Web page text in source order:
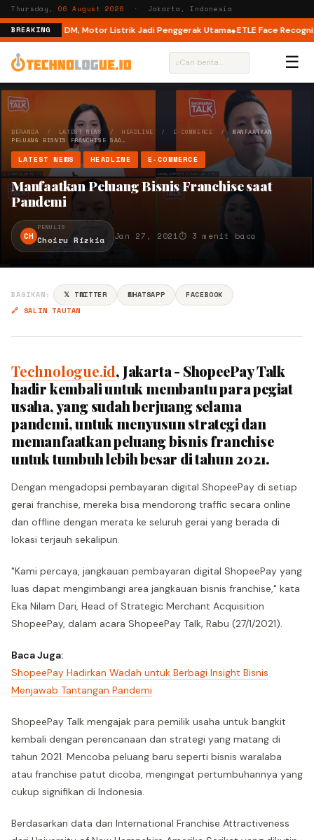
Thursday,06 August 2026 · Jakarta, Indonesia
BREAKING
di M6 DM, Motor Listrik Jadi Penggerak Utama ETLE Face
⌕ ☰
BERANDA / LATEST NEWS / HEADLINE / E-COMMERCE / MANFAATKAN
PELUANG BISNIS FRANCHISE SAA…
LATEST NEWS HEADLINE E-COMMERCE
Manfaatkan Peluang Bisnis Franchise saat
Pandemi
CH
PENULIS
Choiru Rizkia Jan 27, 2021⏱ 3 menit baca
BAGIKAN: 𝕏 TWITTER WHATSAPP
FACEBOOK
🔗 SALIN TAUTAN
Technologue.id, Jakarta - ShopeePay Talk
hadir kembali untuk membantu para pegiat
usaha, yang sudah berjuang selama
pandemi, untuk menyusun strategi dan
memanfaatkan peluang bisnis franchise
untuk tumbuh lebih besar di tahun 2021.
Dengan mengadopsi pembayaran digital ShopeePay di setiap
gerai franchise, mereka bisa mendorong traffic secara online
dan offline dengan merata ke seluruh gerai yang berada di
lokasi terjauh sekalipun.
"Kami percaya, jangkauan pembayaran digital ShopeePay yang
luas dapat mengimbangi area jangkauan bisnis franchise," kata
Eka Nilam Dari, Head of Strategic Merchant Acquisition
ShopeePay, dalam acara ShopeePay Talk, Rabu (27/1/2021).
Baca Juga:
ShopeePay Hadirkan Wadah untuk Berbagi Insight Bisnis
Menjawab Tantangan Pandemi
ShopeePay Talk mengajak para pemilik usaha untuk bangkit
kembali dengan perencanaan dan strategi yang matang di
tahun 2021. Mencoba peluang baru seperti bisnis waralaba
atau franchise patut dicoba, mengingat pertumbuhannya yang
cukup signifikan di Indonesia.
Berdasarkan data dari International Franchise Attractiveness